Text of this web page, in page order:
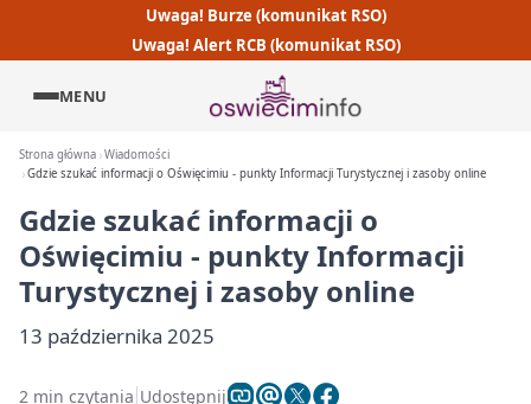
Uwaga! Burze (komunikat RSO)
Uwaga! Alert RCB (komunikat RSO)
MENU
Strona główna Wiadomości
Gdzie szukać informacji o Oświęcimiu - punkty Informacji Turystycznej i zasoby online
Gdzie szukać informacji o
Oświęcimiu - punkty Informacji
Turystycznej i zasoby online
13 października 2025
2 min czytania Udostępnij